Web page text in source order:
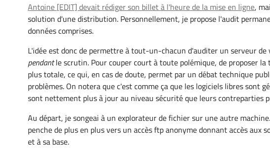
Antoine [EDIT] devait rédiger son billet à l'heure de la mise en ligne,
solution d'une distribution. Personnellement, je propose l'audit
données comprises.
L'idée est donc de permettre à tout-un-chacun d'auditer un serveur de
pendantle scrutin. Pour couper court à toute polémique, de proposer la
plus totale, ce qui, en cas de doute, permet par un débat technique
problèmes. On notera que c'est comme ça que les logiciels libres sont
sont nettement plus à jour au niveau sécurité que leurs contreparties
Au départ, je songeai à un explorateur de fichier sur une autre
penche de plus en plus vers un accès ftp anonyme donnant accès aux
et à sa base.